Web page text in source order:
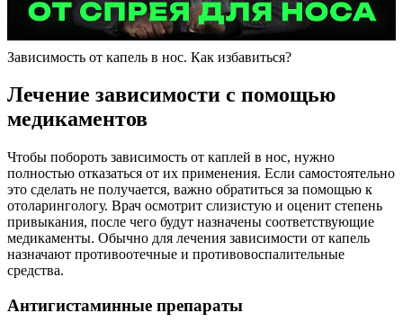
Зависимость от капель в нос. Как избавиться?
Лечение зависимости с помощью
медикаментов
Чтобы побороть зависимость от каплей в нос, нужно
полностью отказаться от их применения. Если самостоятельно
это сделать не получается, важно обратиться за помощью к
отоларингологу. Врач осмотрит слизистую и оценит степень
привыкания, после чего будут назначены соответствующие
медикаменты. Обычно для лечения зависимости от капель
назначают противоотечные и противовоспалительные
средства.
Антигистаминные препараты